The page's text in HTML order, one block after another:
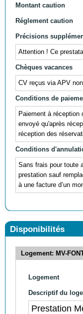
Montant caution
Réglement caution
Précisions
Attention ! Ce
Chèques vacances
CV reçus via APV
Conditions de
Paiement à réception
envoyé qu'après
réception des
Conditions
Sans frais pour toute
prestation sauf
à une facture d’un
Disponibilités
Logement: MV-
Logement
Descriptif du
Prestation